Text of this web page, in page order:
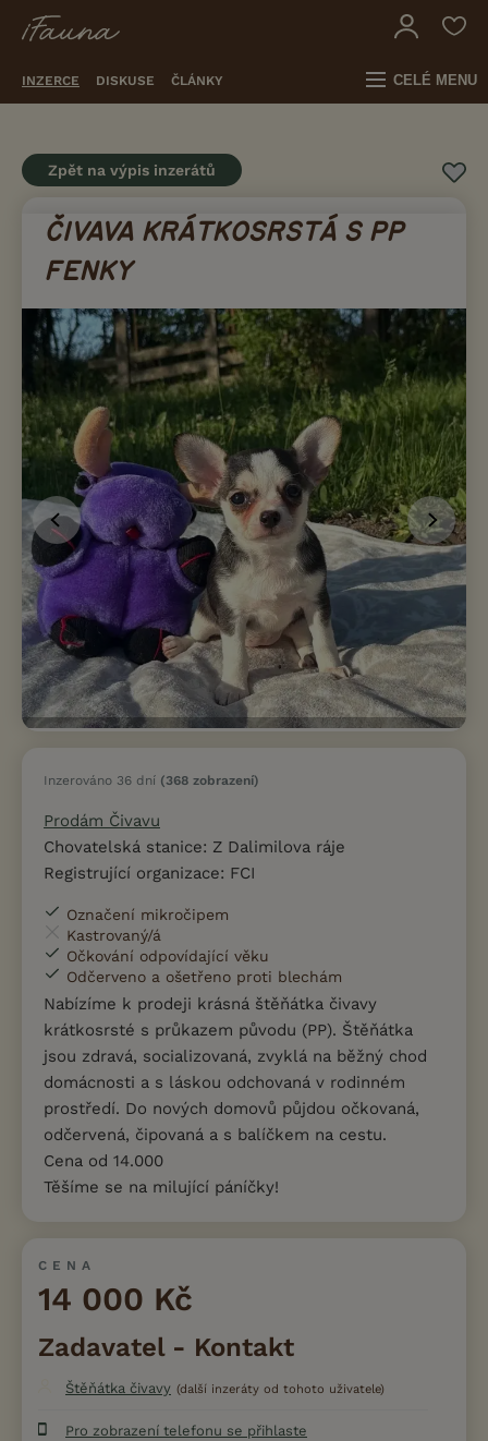
INZERCE DISKUSE ČLÁNKY CELÉ MENU
Zpět na výpis inzerátů
Inzerováno 36 dní (368 zobrazení)
Prodám Čivavu
Chovatelská stanice: Z Dalimilova ráje
Registrující organizace: FCI
Označení mikročipem
Kastrovaný/á
Očkování odpovídající věku
Odčerveno a ošetřeno proti blechám
Nabízíme k prodeji krásná štěňátka čivavy
krátkosrsté s průkazem původu (PP). Štěňátka
jsou zdravá, socializovaná, zvyklá na běžný chod
domácnosti a s láskou odchovaná v rodinném
prostředí. Do nových domovů půjdou očkovaná,
odčervená, čipovaná a s balíčkem na cestu.
Cena od 14.000
Těšíme se na milující páníčky!
CENA
14 000 Kč
Zadavatel - Kontakt
Štěňátka čivavy (další inzeráty od tohoto uživatele)
Pro zobrazení telefonu se přihlaste
ČIVAVA KRÁTKOSRSTÁ S PP
FENKY